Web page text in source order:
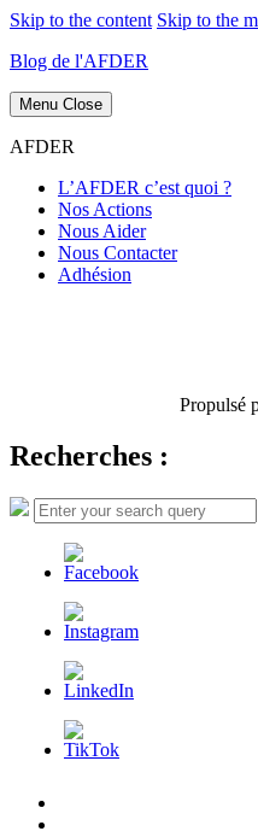
Skip to the content Skip to the
Blog de l'AFDER
Menu Close
AFDER
L’AFDER c’est quoi ?
Nos Actions
Nous Aider
Nous Contacter
Adhésion
Propulsé
Recherches :
Search
for: